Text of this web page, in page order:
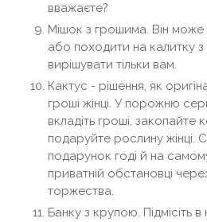
вважаєте?
Мішок з грошима. Він може
або походити на калитку з
вирішувати тільки вам.
Кактус - рішення, як
гроші жінці. У порожню
вкладіть гроші, закопайте
подаруйте рослину жінці.
подарунок годі й на
приватній обстановці
торжества.
Банку з крупою. Підмісіть в